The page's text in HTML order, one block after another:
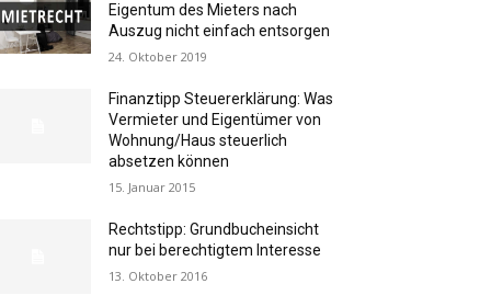
Eigentum des Mieters nach
Auszug nicht einfach entsorgen
24. Oktober 2019
Finanztipp Steuererklärung: Was
Vermieter und Eigentümer von
Wohnung/Haus steuerlich
absetzen können
15. Januar 2015
Rechtstipp: Grundbucheinsicht
nur bei berechtigtem Interesse
13. Oktober 2016